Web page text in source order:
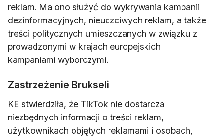
reklam. Ma ono służyć do wykrywania kampanii
dezinformacyjnych, nieuczciwych reklam, a także
treści politycznych umieszczanych w związku z
prowadzonymi w krajach europejskich
kampaniami wyborczymi.
Zastrzeżenie Brukseli
KE stwierdziła, że TikTok nie dostarcza
niezbędnych informacji o treści reklam,
użytkownikach objętych reklamami i osobach,